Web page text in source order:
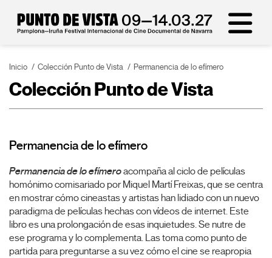
Inicio Colección Punto de Vista Permanencia de lo efímero
Colección Punto de Vista
Permanencia de lo efímero
Permanencia de lo efímeroacompaña al ciclo de películas
homónimo comisariado por Miquel Martí Freixas, que se centra
en mostrar cómo cineastas y artistas han lidiado con un nuevo
paradigma de películas hechas con vídeos de internet. Este
libro es una prolongación de esas inquietudes. Se nutre de
ese programa y lo complementa. Las toma como punto de
partida para preguntarse a su vez cómo el cine se reapropia